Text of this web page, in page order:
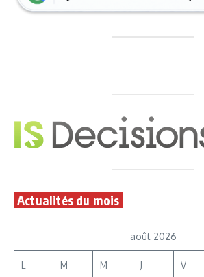
Actualités du mois
août 2026
L M M J V